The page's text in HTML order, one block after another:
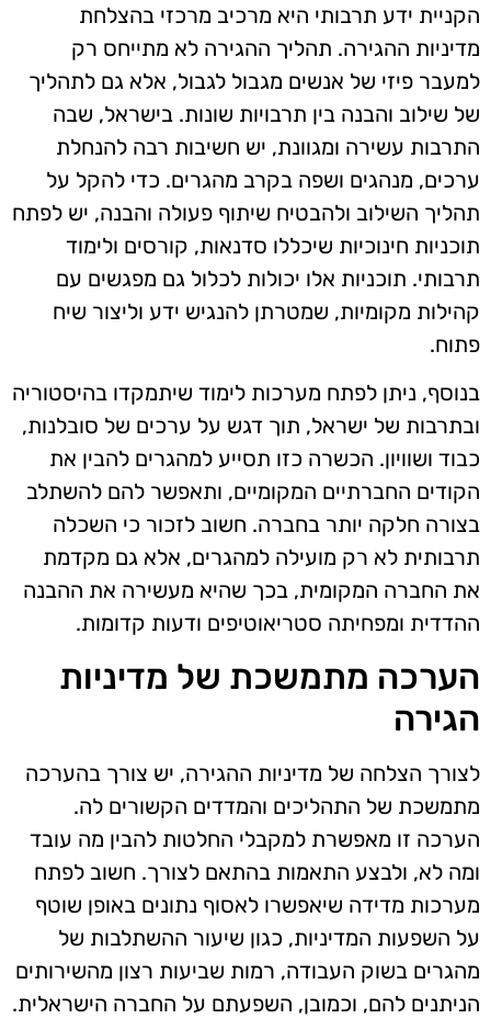
הקניית ידע תרבותי היא מרכיב מרכזי בהצלחת
מדיניות ההגירה. תהליך ההגירה לא מתייחס רק
למעבר פיזי של אנשים מגבול לגבול, אלא גם לתהליך
של שילוב והבנה בין תרבויות שונות. בישראל, שבה
התרבות עשירה ומגוונת, יש חשיבות רבה להנחלת
ערכים, מנהגים ושפה בקרב מהגרים. כדי להקל על
תהליך השילוב ולהבטיח שיתוף פעולה והבנה, יש לפתח
תוכניות חינוכיות שיכללו סדנאות, קורסים ולימוד
תרבותי. תוכניות אלו יכולות לכלול גם מפגשים עם
קהילות מקומיות, שמטרתן להנגיש ידע וליצור שיח
פתוח.
בנוסף, ניתן לפתח מערכות לימוד שיתמקדו בהיסטוריה
ובתרבות של ישראל, תוך דגש על ערכים של סובלנות,
כבוד ושוויון. הכשרה כזו תסייע למהגרים להבין את
הקודים החברתיים המקומיים, ותאפשר להם להשתלב
בצורה חלקה יותר בחברה. חשוב לזכור כי השכלה
תרבותית לא רק מועילה למהגרים, אלא גם מקדמת
את החברה המקומית, בכך שהיא מעשירה את ההבנה
ההדדית ומפחיתה סטריאוטיפים ודעות קדומות.
הערכה מתמשכת של מדיניות
הגירה
לצורך הצלחה של מדיניות ההגירה, יש צורך בהערכה
מתמשכת של התהליכים והמדדים הקשורים לה.
הערכה זו מאפשרת למקבלי החלטות להבין מה עובד
ומה לא, ולבצע התאמות בהתאם לצורך. חשוב לפתח
מערכות מדידה שיאפשרו לאסוף נתונים באופן שוטף
על השפעות המדיניות, כגון שיעור ההשתלבות של
מהגרים בשוק העבודה, רמות שביעות רצון מהשירותים
הניתנים להם, וכמובן, השפעתם על החברה הישראלית.